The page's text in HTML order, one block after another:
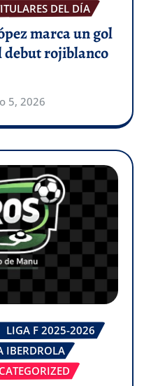
DEL DÍA
marca un gol
debut rojiblanco
5, 2026
LIGA F 2025-2026
IBERDROLA